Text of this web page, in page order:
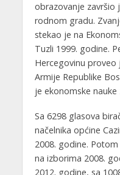
obrazovanje završio
rodnom gradu.
stekao je na
Tuzli 1999. godine.
Hercegovinu
Armije Republike
je ekonomske nauke
Sa 6298 glasova
načelnika općine
2008. godine.
na izborima 2008.
2012. godine, sa